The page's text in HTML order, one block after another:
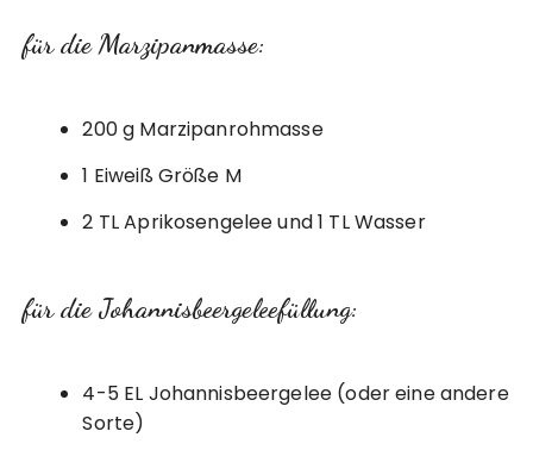
für die Marzipanmasse:
200 g Marzipanrohmasse
1 Eiweiß Größe M
2 TL Aprikosengelee und 1 TL Wasser
für die Johannisbeergeleefüllung:
4-5 EL Johannisbeergelee (oder eine andere
Sorte)